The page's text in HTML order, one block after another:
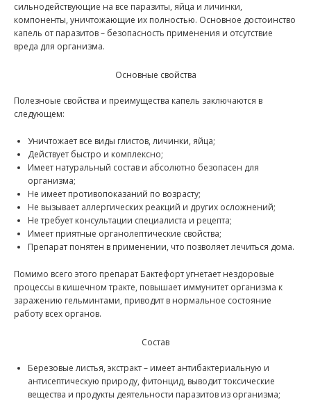
сильнодействующие на все паразиты, яйца и личинки,
компоненты, уничтожающие их полностью. Основное достоинство
капель от паразитов – безопасность применения и отсутствие
вреда для организма.
Основные свойства
Полезноые свойства и преимущества капель заключаются в
следующем:
Уничтожает все виды глистов, личинки, яйца;
Действует быстро и комплексно;
Имеет натуральный состав и абсолютно безопасен для
организма;
Не имеет противопоказаний по возрасту;
Не вызывает аллергических реакций и других осложнений;
Не требует консультации специалиста и рецепта;
Имеет приятные органолептические свойства;
Препарат понятен в применении, что позволяет лечиться дома.
Помимо всего этого препарат Бактефорт угнетает нездоровые
процессы в кишечном тракте, повышает иммунитет организма к
заражению гельминтами, приводит в нормальное состояние
работу всех органов.
Состав
Березовые листья, экстракт – имеет антибактериальную и
антисептическую природу, фитонцид, выводит токсические
вещества и продукты деятельности паразитов из организма;